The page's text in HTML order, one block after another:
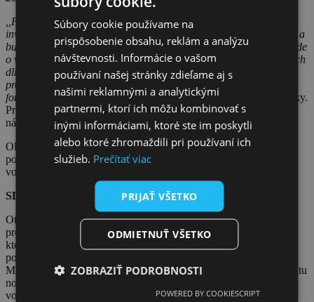
,,Panuje pritom všeobecná zhoda, že pri potrebe takéhoto objemu
investícií nie je možné počítať s financiami len z verejných zdrojov a
bude potrebné využiť financovanie zo súkromného sektora. Či už ide
o využitie zelených dlhopisov na environmentálne projekty, modrých
dlhopisov na vyložene vodárenskú infraštruktúru, prípadne PPP
projektov, alebo zdrojov Európskej investičnej banky, prípadne
fondov, ktoré pracujú s dlhými peniazmi,“konštatuje Daniel Kratky.
Predstavitelia EÚ pritom už dnes avizujú, že počítať s úhradou
nákladov v plnej miere z Eurofondov nemožno.
Okrem financovania zo súkromných zdrojov stratégia zdôrazňuje
potrebu podpory rozvoja nových technológií, ktoré by mali do
vodárenstva priniesť nemalé úspory.
SLOVENSKO V PROTISMERE
Otázkou riešenia situácie vo vodárenstve sa na základe iniciatívy
predsedu Najvyššieho kontrolného úradu Ľubomíra Andrassyho,
ktorý začal strašiť hrozbou privatizácie vodární, no zároveň
poukázal na astronomický dlh sektora, začala zaoberať vláda.
Minister životného prostredia Tomáš Taraba predložil do parlamentu
novelu niekoľkých zákonov, predovšetkým zákona o verejných
vodovodoch.
Súbory cookie používame na
prispôsobenie obsahu, reklám a analýzu
návštevnosti. Informácie o vašom
používaní našej stránky zdieľame aj s
našimi reklamnými a analytickými
partnermi, ktorí ich môžu kombinovať s
inými informáciami, ktoré ste im poskytli
alebo ktoré zhromaždili pri používaní ich
služieb. Prečítať viac
PRIJAŤ VŠETKO
ODMIETNUŤ VŠETKO
ZOBRAZIŤ PODROBNOSTI
POWERED BY COOKIESCRIPT